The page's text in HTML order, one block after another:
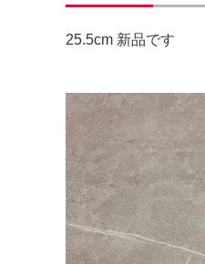
25.5cm 新品です